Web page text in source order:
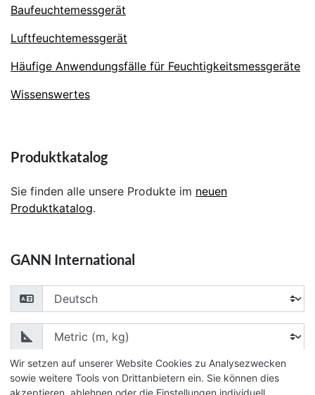
Baufeuchtemessgerät
Luftfeuchtemessgerät
Häufige Anwendungsfälle für Feuchtigkeitsmessgeräte
Wissenswertes
Produktkatalog
Sie finden alle unsere Produkte im neuen
Produktkatalog.
GANN International
Choose your language
Choose your unit of measurement
Wir setzen auf unserer Website Cookies zu Analysezwecken
sowie weitere Tools von Drittanbietern ein. Sie können dies